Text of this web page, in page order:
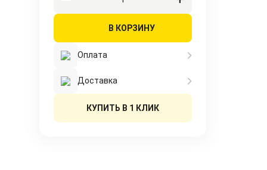
В КОРЗИНУ
Оплата
Доставка
КУПИТЬ В 1 КЛИК